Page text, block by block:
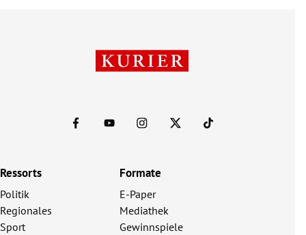
Ressorts
Politik
Regionales
Sport
Formate
E-Paper
Mediathek
Gewinnspiele